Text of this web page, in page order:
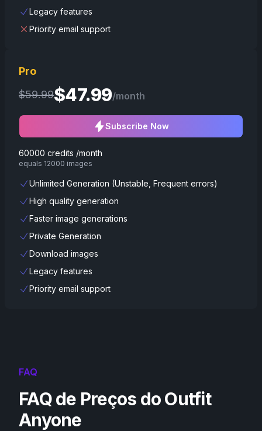
Legacy features
Priority email support
Pro
$59.99$47.99/month
Subscribe Now
60000 credits /month
equals 12000 images
Unlimited Generation (Unstable, Frequent errors)
High quality generation
Faster image generations
Private Generation
Download images
Legacy features
Priority email support
FAQ
FAQ de Preços do Outfit
Anyone